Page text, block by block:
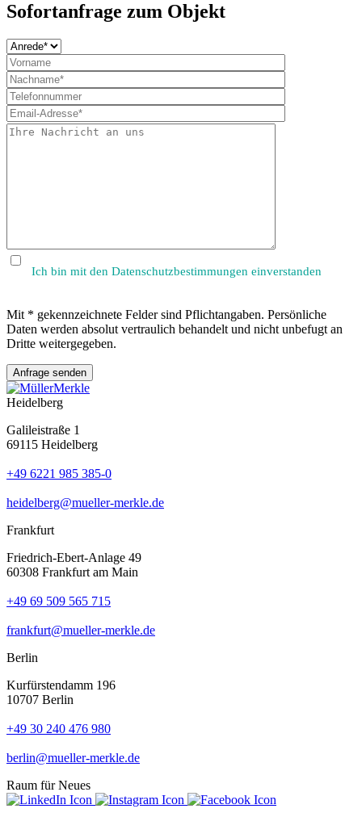
Sofortanfrage zum Objekt
Bitte
Ich bin mit den Datenschutzbestimmungen einverstanden
Mit * gekennzeichnete Felder sind Pflichtangaben. Persönliche
Daten werden absolut vertraulich behandelt und nicht unbefugt an
Dritte weitergegeben.
Heidelberg
Galileistraße 1
69115 Heidelberg
+49 6221 985 385-0
heidelberg@mueller-merkle.de
Frankfurt
Friedrich-Ebert-Anlage 49
60308 Frankfurt am Main
+49 69 509 565 715
frankfurt@mueller-merkle.de
Berlin
Kurfürstendamm 196
10707 Berlin
+49 30 240 476 980
berlin@mueller-merkle.de
Raum für Neues